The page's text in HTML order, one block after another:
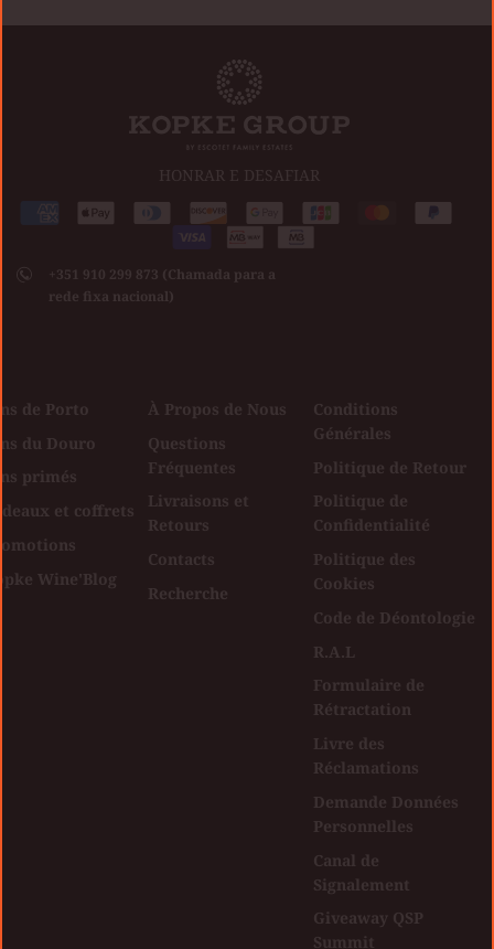
HONRAR E DESAFIAR
Méthodes
acceptées
AmericanApple
Diners DiscoverGoogle
pay
Jcb Master Paypal
Visa
+351 910 299 873 (Chamada para a
rede fixa nacional)
de Porto
du Douro
primés
et coffrets
Wine'Blog
À Propos de Nous
Questions
Fréquentes
Livraisons et
Retours
Contacts
Recherche
Conditions
Générales
Politique de Retour
Politique de
Confidentialité
Politique des
Cookies
Code de Déontologie
R.A.L
Formulaire de
Rétractation
Livre des
Réclamations
Demande Données
Personnelles
Canal de
Signalement
Giveaway QSP
Summit